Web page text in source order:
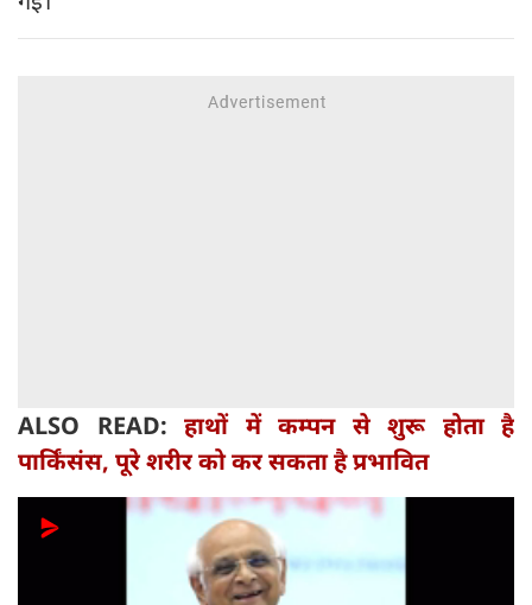
ALSO READ: हाथों में कम्पन से शुरू होता है
पार्किंसंस, पूरे शरीर को कर सकता है प्रभावित